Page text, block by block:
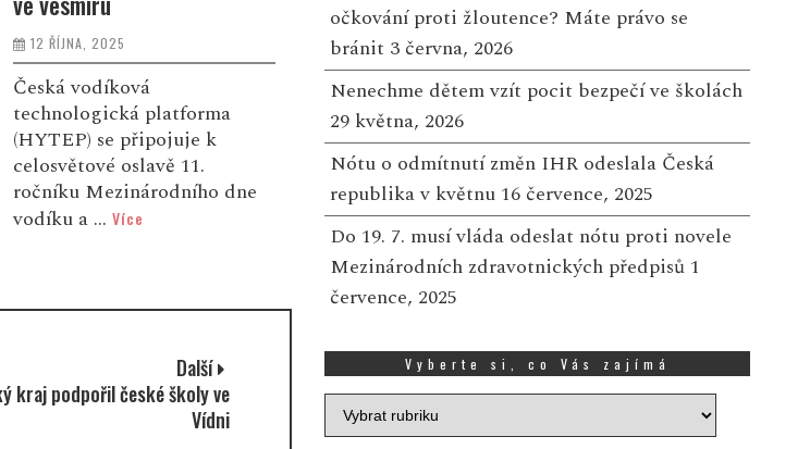
12 ŘÍJNA, 2025
Česká vodíková
technologická platforma
(HYTEP) se připojuje k
celosvětové oslavě 11.
ročníku Mezinárodního dne
vodíku a ... Více
13 SRPNA, 2025
V sobotu 9. srpna se ve
vybraných prodejnách Tesco
po celé České republice
uskutečnila speciální událost
grantového prog...Více
27 ČERVNA, 2025
Atlas Copco Services
hledá zajímavé
práce s ekonomickou
tematikou Vítězové s...
Další
kraj podpořil české školy ve
Vídni
očkování proti žloutence? Máte právo se
bránit 3 června, 2026
Nenechme dětem vzít pocit bezpečí ve školách
29 května, 2026
Nótu o odmítnutí změn IHR odeslala Česká
republika v květnu 16 července, 2025
Do 19. 7. musí vláda odeslat nótu proti novele
Mezinárodních zdravotnických předpisů 1
července, 2025
Vyberte si, co Vás zajímá
Vyberte
si,